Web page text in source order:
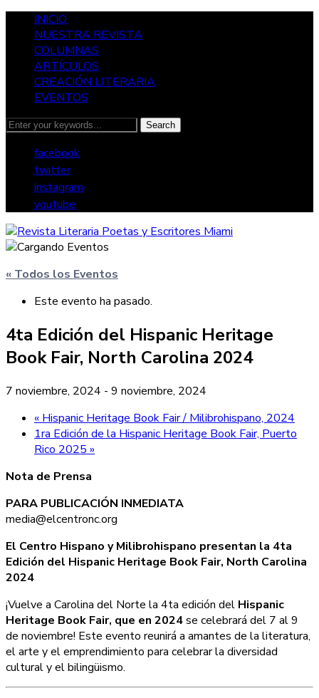
INICIO
NUESTRA REVISTA
COLUMNAS
ARTÍCULOS
CREACIÓN LITERARIA
EVENTOS
facebook
twitter
instagram
youtube
« Todos los Eventos
Este evento ha pasado.
4ta Edición del Hispanic Heritage
Book Fair, North Carolina 2024
7 noviembre, 2024 - 9 noviembre, 2024
« Hispanic Heritage Book Fair / Milibrohispano, 2024
1ra Edición de la Hispanic Heritage Book Fair, Puerto
Rico 2025 »
Nota de Prensa
PARA PUBLICACIÓN INMEDIATA
media@elcentronc.org
El Centro Hispano y Milibrohispano presentan la 4ta
Edición del Hispanic Heritage Book Fair, North Carolina
2024
¡Vuelve a Carolina del Norte la 4ta edición del Hispanic
Heritage Book Fair, que en 2024se celebrará del 7 al 9
de noviembre! Este evento reunirá a amantes de la literatura,
el arte y el emprendimiento para celebrar la diversidad
cultural y el bilingüismo.